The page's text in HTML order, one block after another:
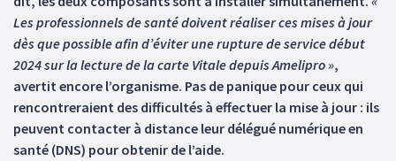
Les professionnels de santé doivent réaliser ces mises à jour
dès que possible afin d’éviter une rupture de service début
2024 sur la lecture de la carte Vitale depuis Amelipro »,
avertit encore l’organisme. Pas de panique pour ceux qui
rencontreraient des difficultés à effectuer la mise à jour : ils
peuvent contacter à distance leur délégué numérique en
santé (DNS) pour obtenir de l’aide.